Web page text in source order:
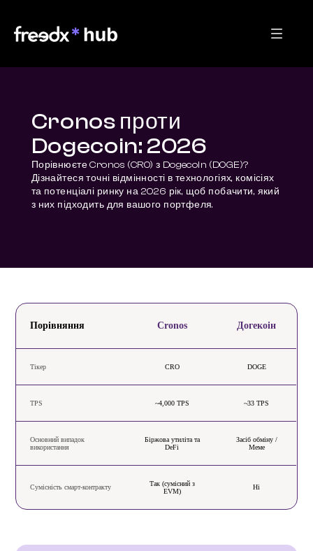
Cronos проти
Dogecoin: 2026
Порівнюєте Cronos (CRO) з Dogecoin (DOGE)?
Дізнайтеся точні відмінності в технологіях, комісіях
та потенціалі ринку на 2026 рік, щоб побачити, який
з них підходить для вашого портфеля.
Порівняння Cronos Догекоін
Тікер CRO DOGE
TPS ~4,000 TPS ~33 TPS
Основний випадок
використання
Біржова утиліта та
DeFi
Засіб обміну /
Меме
Сумісність смарт-контракту
Так (сумісний з
EVM)
Ні